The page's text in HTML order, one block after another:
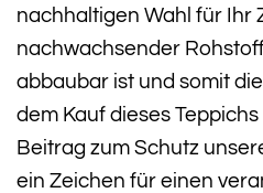
nachhaltigen Wahl für Ihr
nachwachsender
abbaubar ist und somit
dem Kauf dieses
Beitrag zum Schutz
ein Zeichen für einen